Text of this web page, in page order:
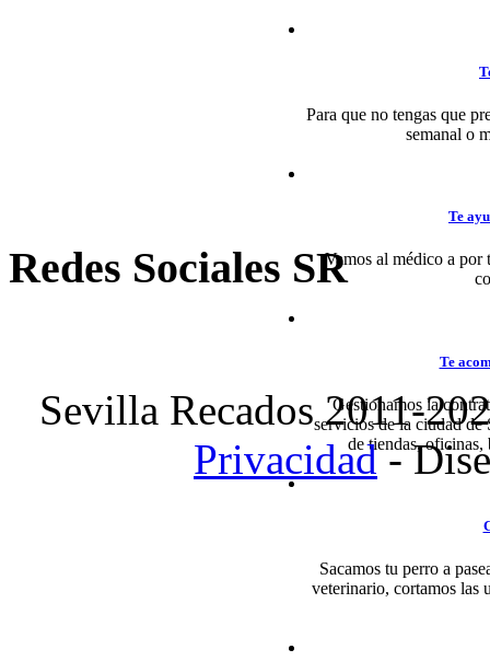
Para que no tengas que
semanal o
Te
Vamos al médico a por
Te
Gestionamos la
servicios de la ciudad
de tiendas, oficinas,
Sacamos tu perro a
veterinario, cortamos las
Redes Sociales SR
Sevilla Recados 2011-
Privacidad-